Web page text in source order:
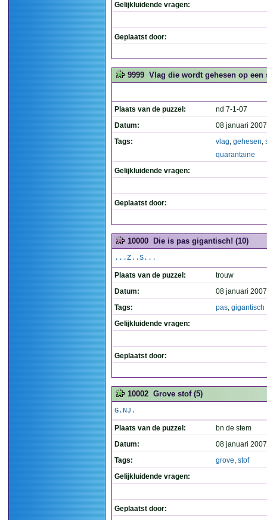
Gelijkluidende vragen:
Geplaatst door:
9999 Vlag die wordt gehesen op een
Plaats van de puzzel:
nd 7-1-07
Datum:
08 januari
Tags:
vlag, gehesen,
quarantaine
Gelijkluidende vragen:
Geplaatst door:
10000 Die is pas gigantisch! (10)
...Z..S...
Plaats van de puzzel:
trouw
Datum:
08 januari
Tags:
pas, gigantisch
Gelijkluidende vragen:
Geplaatst door:
10002 Grove stof (5)
G.NJ.
Plaats van de puzzel:
bn de stem
Datum:
08 januari
Tags:
grove, stof
Gelijkluidende vragen:
Geplaatst door: